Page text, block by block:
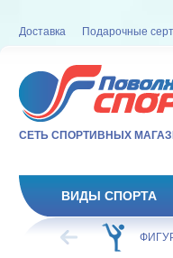
Доставка Подарочные
СЕТЬ СПОРТИВНЫХ
ВИДЫ СПОРТА
ХОККЕЙ